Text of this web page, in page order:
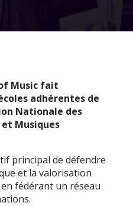
of Music fait
adhérentes de
Nationale des
et Musiques
principal de défendre
et la valorisation
fédérant un réseau